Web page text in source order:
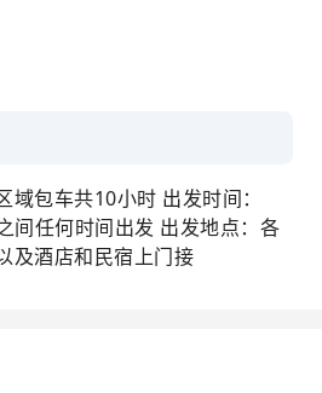
域包车共10小时 出发时间：
间任何时间出发 出发地点：各
及酒店和民宿上门接